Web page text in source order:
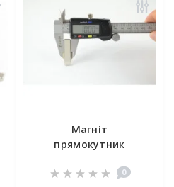
Магніт
прямокутник
0